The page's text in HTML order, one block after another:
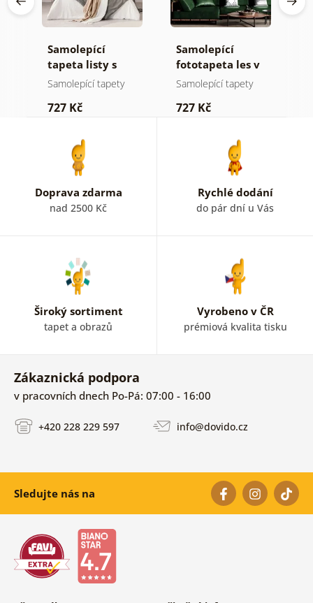
Samolepící
tapeta listy s
pastelovým
Samolepící tapety
727 Kč
Samolepící
fototapeta les v
mlze
Samolepící tapety
727 Kč
Doprava zdarma
nad 2500 Kč
Rychlé dodání
do pár dní u Vás
Široký sortiment
tapet a obrazů
Vyrobeno v ČR
prémiová kvalita tisku
Zákaznická podpora
v pracovních dnech Po-Pá: 07:00 - 16:00
+420 228 229 597 info@dovido.cz
Sledujte nás na